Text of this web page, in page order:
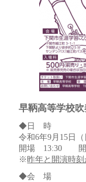
早鞆高等学校
◆日 時
令和6年9月15日（
開場 13:30
※昨年と開演時刻
◆会 場